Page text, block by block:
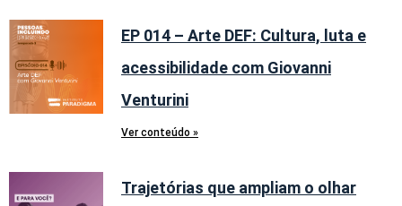
EP 014 – Arte DEF: Cultura, luta e
acessibilidade com Giovanni
Venturini
Ver conteúdo »
Trajetórias que ampliam o olhar